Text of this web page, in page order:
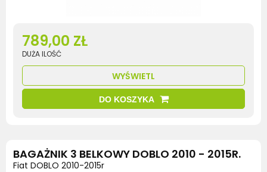
789,00 ZŁ
DUŻA ILOŚĆ
WYŚWIETL
DO KOSZYKA
BAGAŻNIK 3 BELKOWY DOBLO 2010 - 2015R.
Fiat DOBLO 2010-2015r